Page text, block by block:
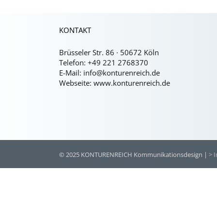
KONTAKT
Brüsseler Str. 86 · 50672 Köln
Telefon: +49 221 2768370
E-Mail: info@konturenreich.de
Webseite: www.konturenreich.de
© 2025 KONTURENREICH Kommunikationsdesign | >